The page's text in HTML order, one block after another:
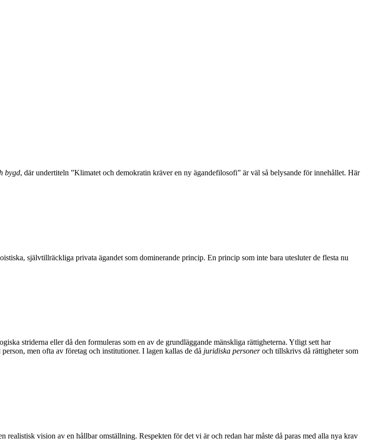
bygd, där undertiteln ”Klimatet och demokratin kräver en ny ägandefilosofi” är väl så belysande för innehållet. Här
självtillräckliga privata ägandet som dominerande princip. En princip som inte bara utesluter de flesta nu
striderna eller då den formuleras som en av de grundläggande mänskliga rättigheterna. Ytligt sett har
men ofta av företag och institutioner. I lagen kallas de då juridiska personeroch tillskrivs då rättigheter som
vision av en hållbar omställning. Respekten för det vi är och redan har måste då paras med alla nya krav